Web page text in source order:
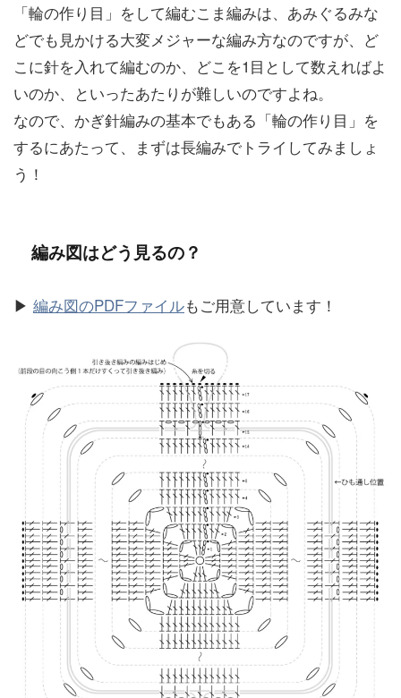
「輪の作り目」をして編むこま編みは、あみぐるみな
どでも見かける大変メジャーな編み方なのですが、ど
こに針を入れて編むのか、どこを1目として数えればよ
いのか、といったあたりが難しいのですよね。
なので、かぎ針編みの基本でもある「輪の作り目」を
するにあたって、まずは長編みでトライしてみましょ
う！
編み図はどう見るの？
▶ 編み図のPDFファイルもご用意しています！